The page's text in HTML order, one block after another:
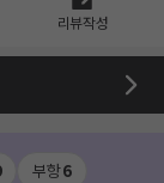
리뷰작성
부항6